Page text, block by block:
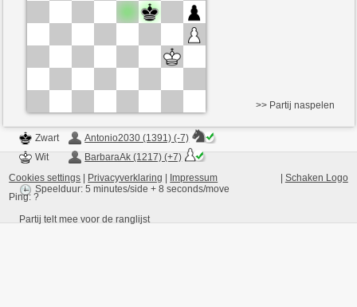
Zwart
Antonio2030 (1391) (-7)
Wit
BarbaraAk (1217) (+7)
Speelduur: 5 minutes/side + 8 seconds/move
Partij telt mee voor de ranglijst
>> Partij naspelen
Schaken Logo
Cookies settings Privacyverklaring
Impressum
Ping:?